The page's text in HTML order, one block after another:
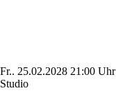
Fr.. 25.02.2028 21:00 Uhr
Studio